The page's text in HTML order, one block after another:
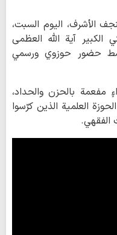
الأشرف، اليوم السبت،
آية الله العظمى
حضور حوزوي ورسمي
بالحزن والحداد،
العلمية الذين كرّسوا
الفقهي.